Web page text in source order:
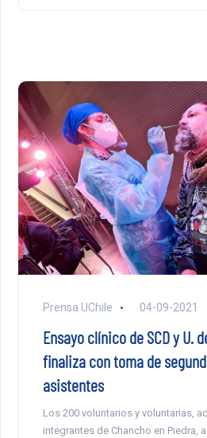
Prensa UChile 04-09-2021
Ensayo clínico de SCD y U.
finaliza con toma de
asistentes
Los 200 voluntarios y voluntarias,
integrantes de Chancho en Piedra,